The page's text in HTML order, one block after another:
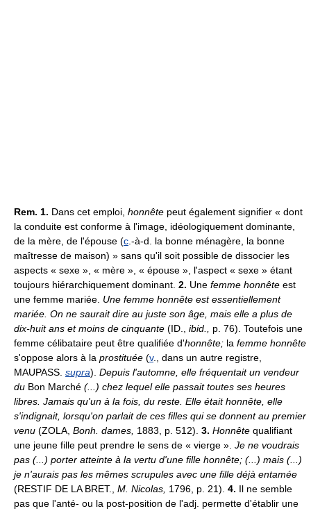
Rem. 1. Dans cet emploi, honnête peut également signifier « dont
la conduite est conforme à l'image, idéologiquement dominante,
de la mère, de l'épouse (c .-à-d. la bonne ménagère, la bonne
maîtresse de maison) » sans qu'il soit possible de dissocier les
aspects « sexe », « mère », « épouse », l'aspect « sexe » étant
toujours hiérarchiquement dominant. 2. Une femme honnête est
une femme mariée. Une femme honnête est essentiellement
mariée. On ne saurait dire au juste son âge, mais elle a plus de
dix-huit ans et moins de cinquante (ID., ibid., p. 76). Toutefois une
femme célibataire peut être qualifiée d'honnête; la femme honnête
s'oppose alors à la prostituée (v., dans un autre registre,
MAUPASS. supra). Depuis l'automne, elle fréquentait un vendeur
du Bon Marché (...) chez lequel elle passait toutes ses heures
libres. Jamais qu'un à la fois, du reste. Elle était honnête, elle
s'indignait, lorsqu'on parlait de ces filles qui se donnent au premier
venu (ZOLA, Bonh. dames, 1883, p. 512). 3. Honnête qualifiant
une jeune fille peut prendre le sens de « vierge ». Je ne voudrais
pas (...) porter atteinte à la vertu d'une fille honnête; (...) mais (...)
je n'aurais pas les mêmes scrupules avec une fille déjà entamée
(RESTIF DE LA BRET., M. Nicolas, 1796, p. 21). 4. Il ne semble
pas que l'anté- ou la post-position de l'adj. permette d'établir une